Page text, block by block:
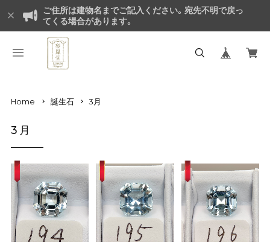
ご住所は建物名までご記入ください。宛先不明で戻っ
てくる場合があります。
Home 誕生石 3月
3月